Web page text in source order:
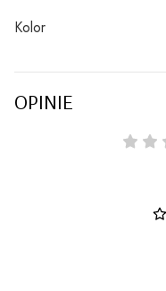
Kolor
OPINIE